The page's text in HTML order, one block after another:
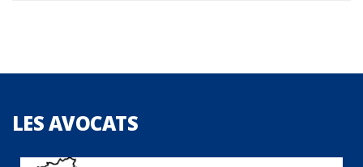
LESAVOCATS